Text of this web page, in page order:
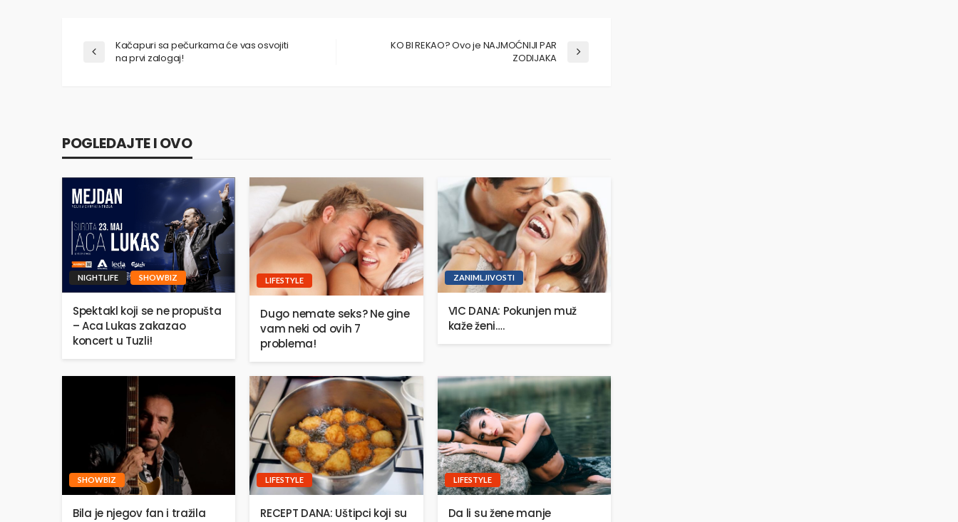
Kačapuri sa pečurkama će vas osvojiti
na prvi zalogaj!
KO BI REKAO? Ovo je NAJMOĆNIJI PAR
ZODIJAKA
POGLEDAJTE I OVO
NIGHTLIFE SHOWBIZ
Spektakl koji se ne propušta
– Aca Lukas zakazao
koncert u Tuzli!
LIFESTYLE
Dugo nemate seks? Ne gine
vam neki od ovih 7
problema!
ZANIMLJIVOSTI
VIC DANA: Pokunjen muž
kaže ženi….
SHOWBIZ
Bila je njegov fan i tražila
LIFESTYLE
RECEPT DANA: Uštipci koji su
LIFESTYLE
Da li su žene manje